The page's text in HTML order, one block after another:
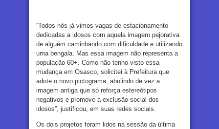
“Todos nós já vimos vagas de estacionamento
dedicadas a idosos com aquela imagem pejorativa
de alguém caminhando com dificuldade e utilizando
uma bengala. Mas essa imagem não representa a
população 60+. Como não tenho visto essa
mudança em Osasco, solicitei à Prefeitura que
adote o novo pictograma, abolindo de vez a
imagem antiga que só reforça estereótipos
negativos e promove a exclusão social dos
idosos”, justificou, em suas redes sociais.
Os dois projetos foram lidos na sessão da última